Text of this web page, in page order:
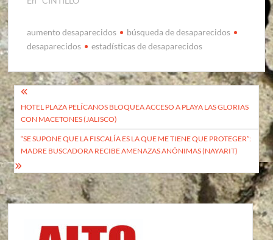
aumento desaparecidos
búsqueda de desaparecidos
desaparecidos
estadísticas de desaparecidos
Navegación
de
entradas
HOTEL PLAZA PELÍCANOS BLOQUEA ACCESO A PLAYA LAS GLORIAS
CON MACETONES (JALISCO)
“SE SUPONE QUE LA FISCALÍA ES LA QUE ME TIENE QUE PROTEGER”:
MADRE BUSCADORA RECIBE AMENAZAS ANÓNIMAS (NAYARIT)